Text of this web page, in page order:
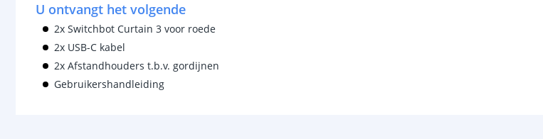
U ontvangt het volgende
2x Switchbot Curtain 3 voor roede
2x USB-C kabel
2x Afstandhouders t.b.v. gordijnen
Gebruikershandleiding